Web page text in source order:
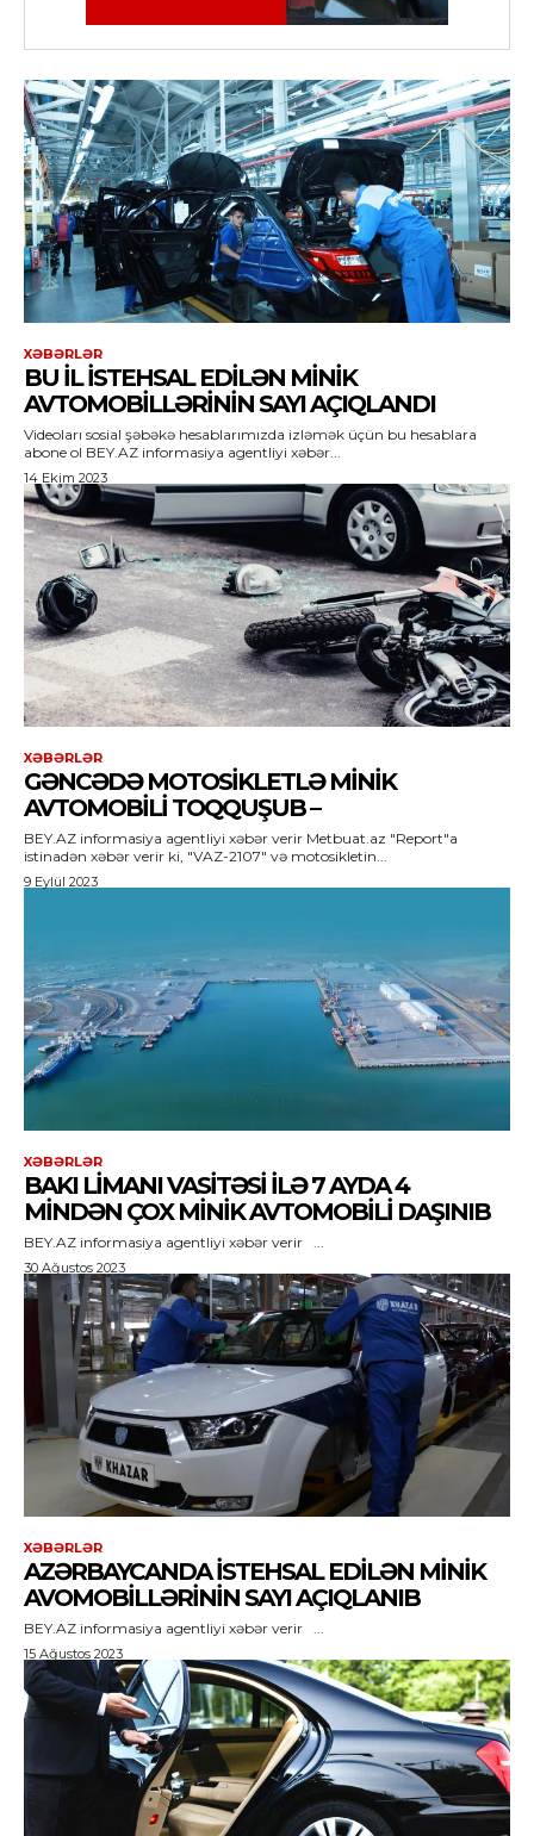
XƏBƏRLƏR
BU IL ISTEHSAL EDILƏN MINIK
AVTOMOBILLƏRININ SAYI AÇIQLANDI
Videoları sosial şəbəkə hesablarımızda izləmək üçün bu hesablara
abone ol BEY.AZ informasiya agentliyi xəbər...
14 Ekim 2023
XƏBƏRLƏR
GƏNCƏDƏ MOTOSIKLETLƏ MINIK
AVTOMOBILI TOQQUŞUB –
BEY.AZ informasiya agentliyi xəbər verir Metbuat.az "Report"a
istinadən xəbər verir ki, "VAZ-2107" və motosikletin...
9 Eylül 2023
XƏBƏRLƏR
BAKI LIMANI VASITƏSI ILƏ 7 AYDA 4
MINDƏN ÇOX MINIK AVTOMOBILI DAŞINIB
BEY.AZ informasiya agentliyi xəbər verir ...
30 Ağustos 2023
XƏBƏRLƏR
AZƏRBAYCANDA ISTEHSAL EDILƏN MINIK
AVOMOBILLƏRININ SAYI AÇIQLANIB
BEY.AZ informasiya agentliyi xəbər verir ...
15 Ağustos 2023